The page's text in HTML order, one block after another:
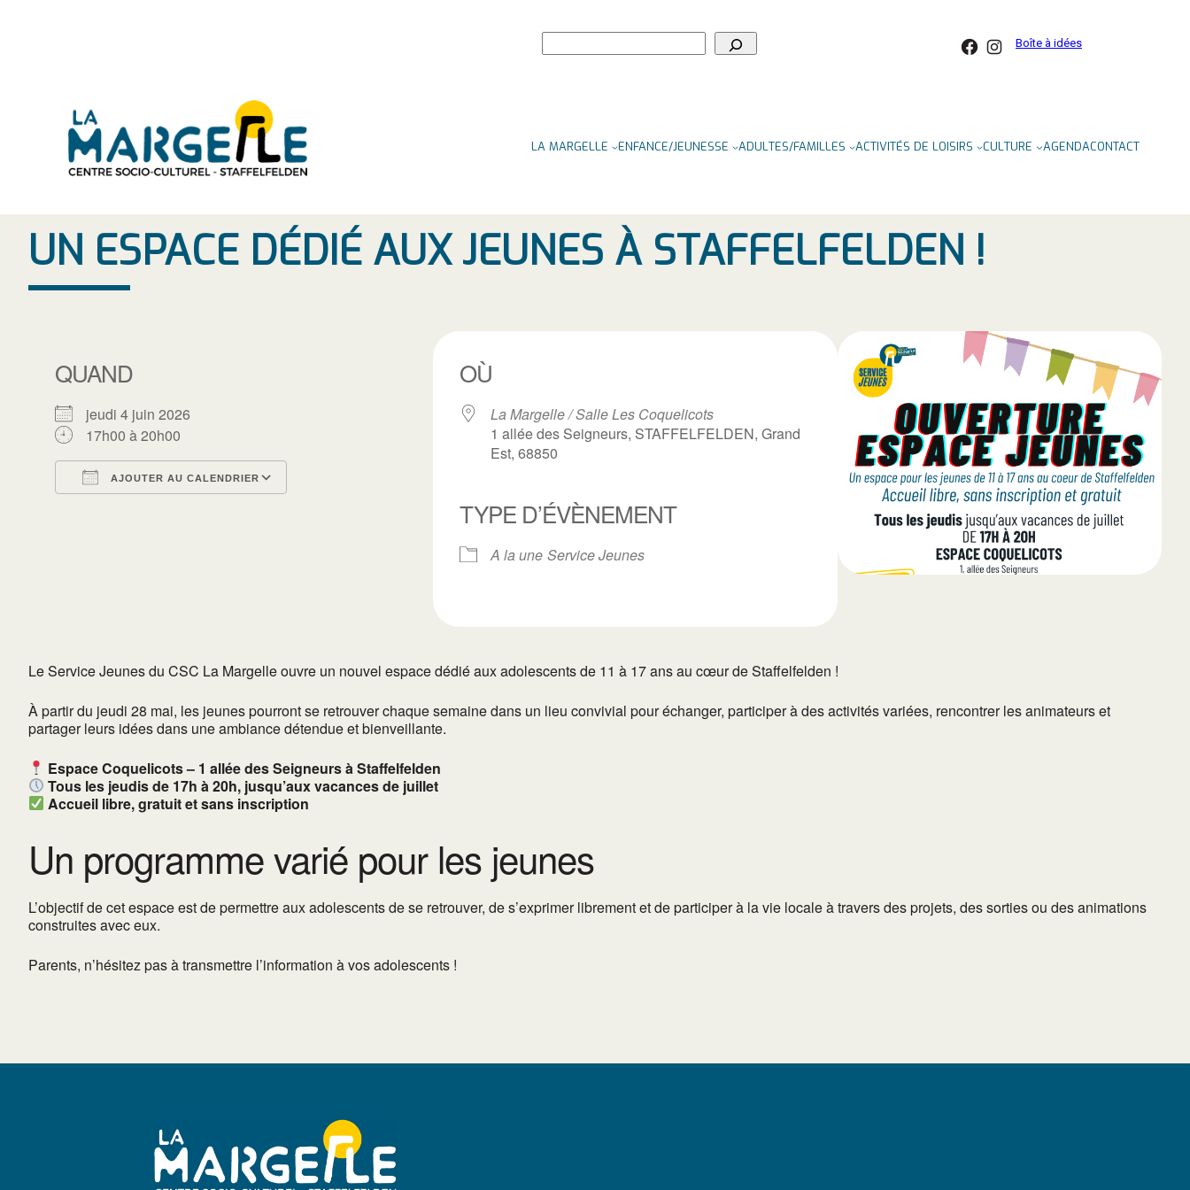
Facebook
Instagram
Boîte à idées
LA MARGELLE ENFANCE/JEUNESSE ADULTES/FAMILLES ACTIVITÉS DE LOISIRS CULTURE AGENDACONTACT
UN ESPACE DÉDIÉ AUX JEUNES À STAFFELFELDEN !
QUAND
jeudi 4 juin 2026
17h00 à 20h00
AJOUTER AU CALENDRIER
iCalendar Outlook Live
OÙ
La Margelle / Salle Les Coquelicots
1 allée des Seigneurs, STAFFELFELDEN, Grand
Est, 68850
TYPE D’ÉVÈNEMENT
A la une Service Jeunes
Le Service Jeunes du CSC La Margelle ouvre un nouvel espace dédié aux adolescents de 11 à 17 ans au cœur de Staffelfelden !
À partir du jeudi 28 mai, les jeunes pourront se retrouver chaque semaine dans un lieu convivial pour échanger, participer à des activités variées, rencontrer les animateurs et
partager leurs idées dans une ambiance détendue et bienveillante.
Espace Coquelicots – 1 allée des Seigneurs à Staffelfelden
Tous les jeudis de 17h à 20h, jusqu’aux vacances de juillet
Accueil libre, gratuit et sans inscription
Un programme varié pour les jeunes
L’objectif de cet espace est de permettre aux adolescents de se retrouver, de s’exprimer librement et de participer à la vie locale à travers des projets, des sorties ou des animations
construites avec eux.
Parents, n’hésitez pas à transmettre l’information à vos adolescents !